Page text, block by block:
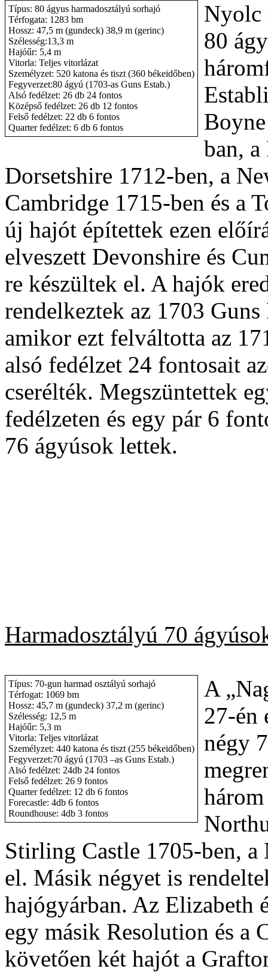
Típus: 80 ágyus harmadosztályú sorhajó
Térfogata: 1283 bm
Hossz: 47,5 m (gundeck) 38,9 m (gerinc)
Szélesség:13,3 m
Hajóűr: 5,4 m
Vitorla: Teljes vitorlázat
Személyzet: 520 katona és tiszt (360 békeidőben)
Fegyverzet:80 ágyú (1703-as Guns Estab.)
Alsó fedélzet: 26 db 24 fontos
Középső fedélzet: 26 db 12 fontos
Felső fedélzet: 22 db 6 fontos
Quarter fedélzet: 6 db 6 fontos
Nyolc
80
ban, a
Dorsetshire 1712-ben, a
Cambridge 1715-ben és a
új hajót építettek ezen
elveszett Devonshire és
re készültek el. A hajók
rendelkeztek az 1703
amikor ezt felváltotta az
alsó fedélzet 24 fontosait
cserélték. Megszüntettek
fedélzeten és egy pár 6
76 ágyúsok lettek.
Harmadosztályú 70
Típus: 70-gun harmad osztályú sorhajó
Térfogat: 1069 bm
Hossz: 45,7 m (gundeck) 37,2 m (gerinc)
Szélesség: 12,5 m
Hajóűr: 5,3 m
Vitorla: Teljes vitorlázat
Személyzet: 440 katona és tiszt (255 békeidőben)
Fegyverzet:70 ágyú (1703 –as Guns Estab.)
Alsó fedélzet: 24db 24 fontos
Felső fedélzet: 26 9 fontos
Quarter fedélzet: 12 db 6 fontos
Forecastle: 4db 6 fontos
Roundhouse: 4db 3 fontos
A
27-én
négy
Stirling Castle 1705-ben, a
el. Másik négyet is
hajógyárban. Az Elizabeth
egy másik Resolution és a
követően két hajót a